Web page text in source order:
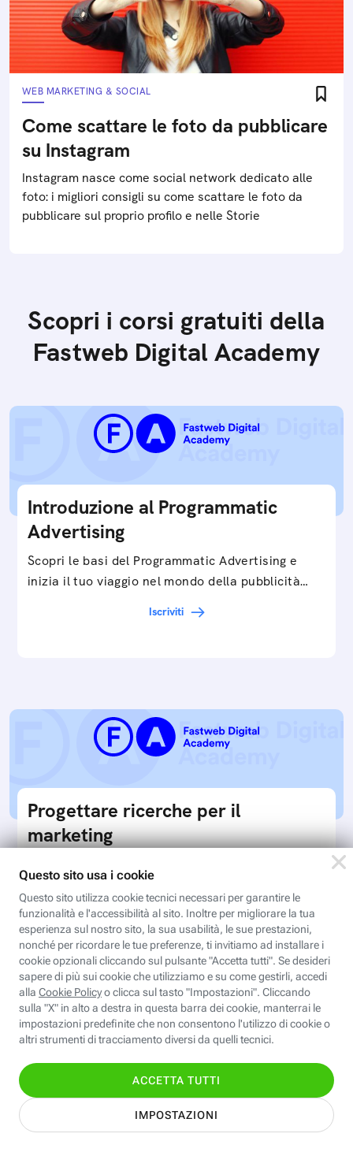
WEB MARKETING & SOCIAL
Come scattare le foto da pubblicare
su Instagram
Instagram nasce come social network dedicato alle
foto: i migliori consigli su come scattare le foto da
pubblicare sul proprio profilo e nelle Storie
Scopri i corsi gratuiti della
Fastweb Digital Academy
Introduzione al Programmatic
Advertising
Scopri le basi del Programmatic Advertising e
inizia il tuo viaggio nel mondo della pubblicità
Iscriviti
Progettare ricerche per il
marketing
il marketing e il prodotto
Iscriviti
Dall’influencer marketing alla
creator strategy